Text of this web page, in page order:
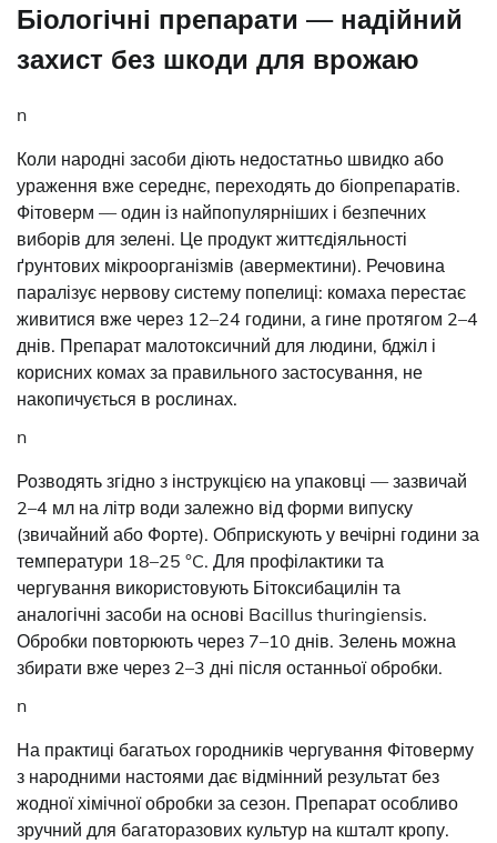
Біологічні препарати — надійний
захист без шкоди для врожаю
n
Коли народні засоби діють недостатньо швидко або
ураження вже середнє, переходять до біопрепаратів.
Фітоверм — один із найпопулярніших і безпечних
виборів для зелені. Це продукт життєдіяльності
ґрунтових мікроорганізмів (авермектини). Речовина
паралізує нервову систему попелиці: комаха перестає
живитися вже через 12–24 години, а гине протягом 2–4
днів. Препарат малотоксичний для людини, бджіл і
корисних комах за правильного застосування, не
накопичується в рослинах.
n
Розводять згідно з інструкцією на упаковці — зазвичай
2–4 мл на літр води залежно від форми випуску
(звичайний або Форте). Обприскують у вечірні години за
температури 18–25 °C. Для профілактики та
чергування використовують Бітоксибацилін та
аналогічні засоби на основі Bacillus thuringiensis.
Обробки повторюють через 7–10 днів. Зелень можна
збирати вже через 2–3 дні після останньої обробки.
n
На практиці багатьох городників чергування Фітоверму
з народними настоями дає відмінний результат без
жодної хімічної обробки за сезон. Препарат особливо
зручний для багаторазових культур на кшталт кропу.